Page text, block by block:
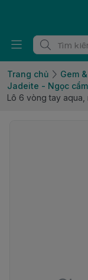
Trang chủ
Gem
Jadeite - Ngọc
Lô 6 vòng tay aqua,